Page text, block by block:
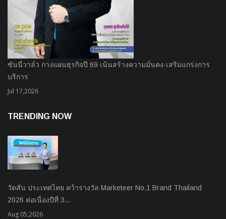
ซันนี่วาล์ว กางแผนธุรกิจปี 69 เน้นสร้างความมั่นคง-เสริมแกร่งการ
บริการ
Jul 17,2026
TRENDING NOW
วัตสัน ประเทศไทย คว้ารางวัล Marketeer No.1 Brand Thailand
2026 ต่อเนื่องปีที่ 3…
Aug 05,2026